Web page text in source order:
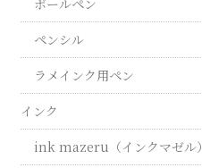
ペンシル
ラメインク用ペン
インク
ink mazeru（インクマゼル）